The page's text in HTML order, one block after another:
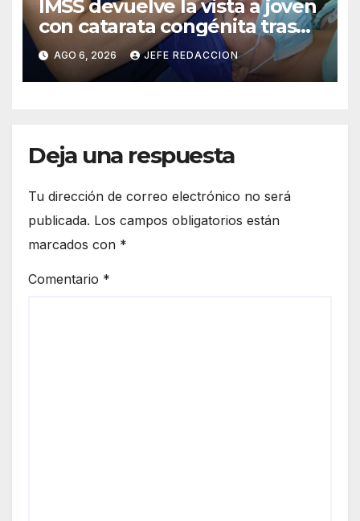
IMSS devuelve la vista a joven
con catarata congénita tras
23 años de limitación visual
AGO 6, 2026 JEFE REDACCION
Deja una respuesta
Tu dirección de correo electrónico no será
publicada. Los campos obligatorios están
marcados con *
Comentario *